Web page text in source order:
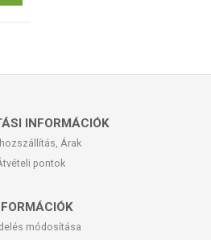
INFORMÁCIÓK
Árak
pontok
módosítása